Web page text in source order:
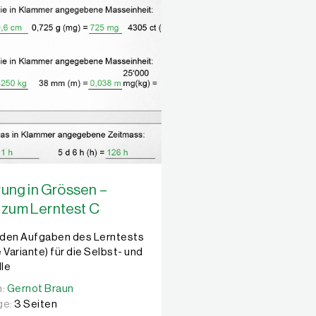
in Grössen –
Lerntest C
den Aufgaben des Lerntests
Variante) für die Selbst- und
Gernot Braun
Gernot Braun
3 Seiten